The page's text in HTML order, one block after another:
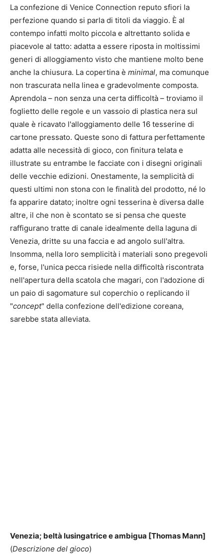
La confezione di Venice Connection reputo sfiori la
perfezione quando si parla di titoli da viaggio. È al
contempo infatti molto piccola e altrettanto solida e
piacevole al tatto: adatta a essere riposta in moltissimi
generi di alloggiamento visto che mantiene molto bene
anche la chiusura. La copertina è minimal, ma comunque
non trascurata nella linea e gradevolmente composta.
Aprendola – non senza una certa difficoltà – troviamo il
foglietto delle regole e un vassoio di plastica nera sul
quale è ricavato l'alloggiamento delle 16 tesserine di
cartone pressato. Queste sono di fattura perfettamente
adatta alle necessità di gioco, con finitura telata e
illustrate su entrambe le facciate con i disegni originali
delle vecchie edizioni. Onestamente, la semplicità di
questi ultimi non stona con le finalità del prodotto, né lo
fa apparire datato; inoltre ogni tesserina è diversa dalle
altre, il che non è scontato se si pensa che queste
raffigurano tratte di canale idealmente della laguna di
Venezia, dritte su una faccia e ad angolo sull'altra.
Insomma, nella loro semplicità i materiali sono pregevoli
e, forse, l'unica pecca risiede nella difficoltà riscontrata
nell'apertura della scatola che magari, con l'adozione di
un paio di sagomature sul coperchio o replicando il
"concept" della confezione dell'edizione coreana,
sarebbe stata alleviata.
Venezia; beltà lusingatrice e ambigua [Thomas Mann]
(Descrizione del gioco)